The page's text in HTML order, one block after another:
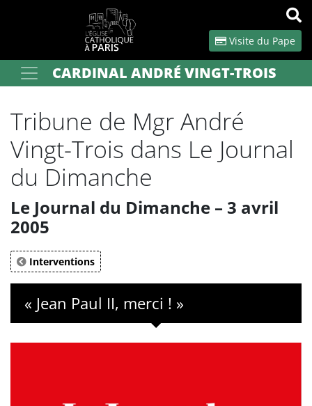
Visite du Pape
Votre recherche OK
CARDINAL ANDRÉ VINGT-TROIS
Tribune de Mgr André
Vingt-Trois dans Le Journal
du Dimanche
Le Journal du Dimanche – 3 avril
2005
Interventions
« Jean Paul II, merci ! »
Panneau de gestion des cookies